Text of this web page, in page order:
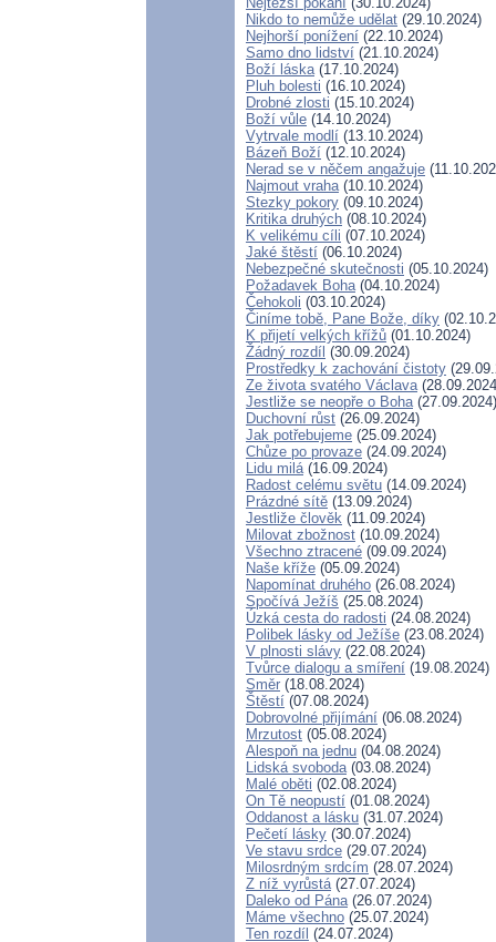
Nikdo to nemůže udělat (29.10.2024)
Nejhorší ponížení (22.10.2024)
Samo dno lidství (21.10.2024)
Boží láska(17.10.2024)
Pluh bolesti (16.10.2024)
Drobné zlosti (15.10.2024)
Boží vůle (14.10.2024)
Vytrvale modlí (13.10.2024)
Bázeň Boží (12.10.2024)
Nerad se v něčem angažuje
Najmout vraha(10.10.2024)
Stezky pokory (09.10.2024)
Kritika druhých (08.10.2024)
K velikému cíli (07.10.2024)
Jaké štěstí (06.10.2024)
Nebezpečné skutečnosti (05.10.2024)
Požadavek Boha(04.10.2024)
Čehokoli (03.10.2024)
Činíme tobě, Pane Bože, díky
K přijetí velkých křížů (01.10.2024)
Žádný rozdíl (30.09.2024)
Prostředky k zachování čistoty
Ze života svatého Václava
Jestliže se neopře o Boha(27.09.2024)
Duchovní růst (26.09.2024)
Jak potřebujeme (25.09.2024)
Chůze po provaze (24.09.2024)
Lidu milá(16.09.2024)
Radost celému světu (14.09.2024)
Prázdné sítě (13.09.2024)
Jestliže člověk (11.09.2024)
Milovat zbožnost (10.09.2024)
Všechno ztracené (09.09.2024)
Naše kříže (05.09.2024)
Napomínat druhého (26.08.2024)
Spočívá Ježíš (25.08.2024)
Úzká cesta do radosti (24.08.2024)
Polibek lásky od Ježíše (23.08.2024)
V plnosti slávy (22.08.2024)
Tvůrce dialogu a smíření (19.08.2024)
Směr (18.08.2024)
Štěstí (07.08.2024)
Dobrovolné přijímání (06.08.2024)
Mrzutost (05.08.2024)
Alespoň na jednu (04.08.2024)
Lidská svoboda(03.08.2024)
Malé oběti (02.08.2024)
On Tě neopustí (01.08.2024)
Oddanost a lásku (31.07.2024)
Pečetí lásky (30.07.2024)
Ve stavu srdce (29.07.2024)
Milosrdným srdcím (28.07.2024)
Z níž vyrůstá(27.07.2024)
Daleko od Pána(26.07.2024)
Máme všechno (25.07.2024)
Ten rozdíl (24.07.2024)